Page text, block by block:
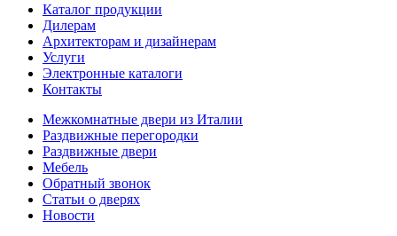
Каталог продукции
Дилерам
Архитекторам и дизайнерам
Услуги
Электронные каталоги
Контакты
Межкомнатные двери из Италии
Раздвижные перегородки
Раздвижные двери
Мебель
Обратный звонок
Статьи о дверях
Новости